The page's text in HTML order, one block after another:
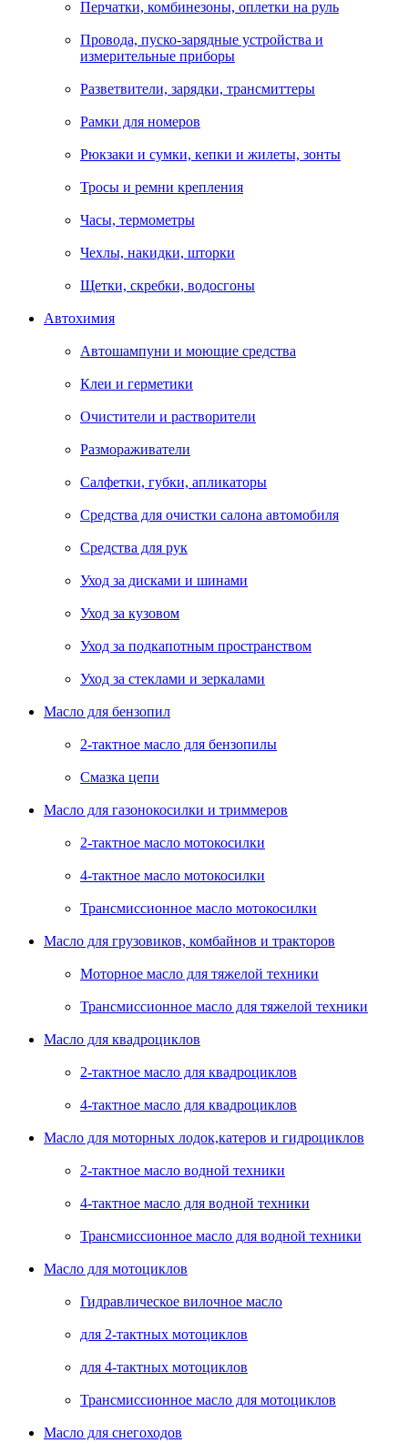
Перчатки, комбинезоны, оплетки на руль
Провода, пуско-зарядные устройства и
измерительные приборы
Разветвители, зарядки, трансмиттеры
Рамки для номеров
Рюкзаки и сумки, кепки и жилеты, зонты
Тросы и ремни крепления
Часы, термометры
Чехлы, накидки, шторки
Щетки, скребки, водосгоны
Автохимия
Автошампуни и моющие средства
Клеи и герметики
Очистители и растворители
Размораживатели
Салфетки, губки, апликаторы
Средства для очистки салона автомобиля
Средства для рук
Уход за дисками и шинами
Уход за кузовом
Уход за подкапотным пространством
Уход за стеклами и зеркалами
Масло для бензопил
2-тактное масло для бензопилы
Cмазка цепи
Масло для газонокосилки и триммеров
2-тактное масло мотокосилки
4-тактное масло мотокосилки
Трансмиссионное масло мотокосилки
Масло для грузовиков, комбайнов и тракторов
Моторное масло для тяжелой техники
Трансмиссионное масло для тяжелой техники
Масло для квадроциклов
2-тактное масло для квадроциклов
4-тактное масло для квадроциклов
Масло для моторных лодок,катеров и гидроциклов
2-тактное масло водной техники
4-тактное масло для водной техники
Трансмиссионное масло для водной техники
Масло для мотоциклов
Гидравлическое вилочное масло
для 2-тактных мотоциклов
для 4-тактных мотоциклов
Трансмиссионное масло для мотоциклов
Масло для снегоходов